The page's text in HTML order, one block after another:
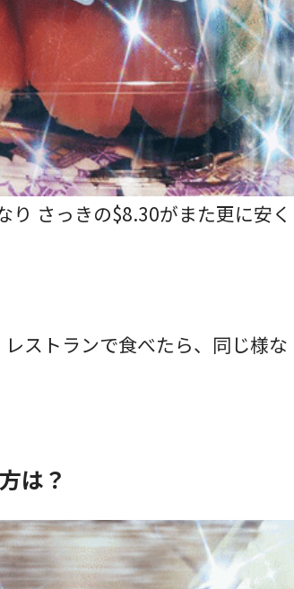
さっきの$8.30がまた更に安く
ストランで食べたら、同じ様な
は？